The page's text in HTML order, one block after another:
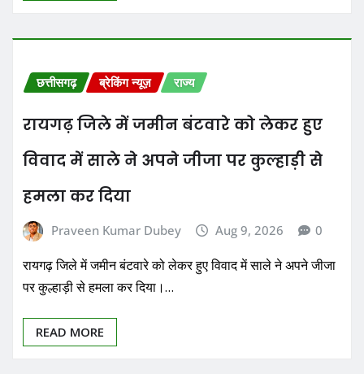
छत्तीसगढ़ ब्रेकिंग न्यूज़ राज्य
रायगढ़ जिले में जमीन बंटवारे को लेकर हुए
विवाद में साले ने अपने जीजा पर कुल्हाड़ी से
हमला कर दिया
Praveen Kumar Dubey Aug 9, 2026 0
रायगढ़ जिले में जमीन बंटवारे को लेकर हुए विवाद में साले ने अपने जीजा
पर कुल्हाड़ी से हमला कर दिया।…
READ MORE